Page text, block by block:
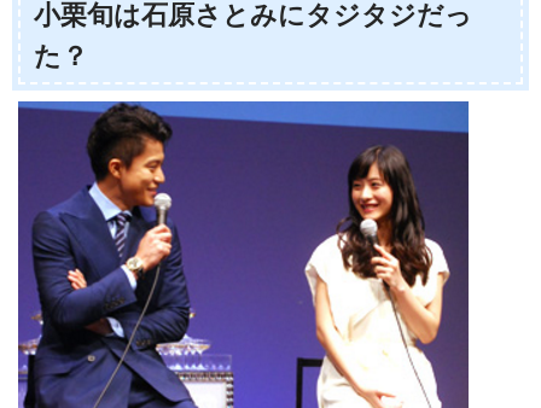
小栗旬は石原さとみにタジタジだっ
た？